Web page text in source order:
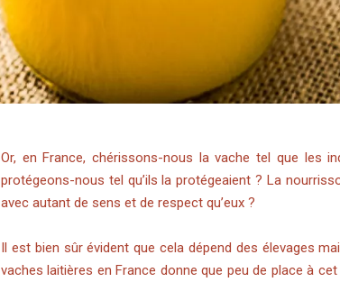
Or, en France, chérissons-nous la vache tel que les
protégeons-nous tel qu’ils la protégeaient ? La
avec autant de sens et de respect qu’eux ?
Il est bien sûr évident que cela dépend des élevages
vaches laitières en France donne que peu de place à